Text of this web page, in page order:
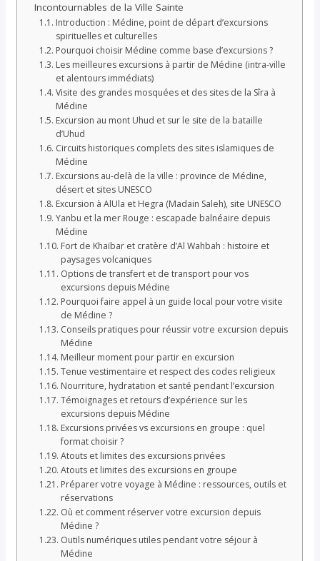
Incontournables de la Ville Sainte
Introduction : Médine, point de départ d’excursions
spirituelles et culturelles
Pourquoi choisir Médine comme base d’excursions ?
Les meilleures excursions à partir de Médine (intra-ville
et alentours immédiats)
Visite des grandes mosquées et des sites de la Sîra à
Médine
Excursion au mont Uhud et sur le site de la bataille
d’Uhud
Circuits historiques complets des sites islamiques de
Médine
Excursions au-delà de la ville : province de Médine,
désert et sites UNESCO
Excursion à AlUla et Hegra (Madain Saleh), site UNESCO
Yanbu et la mer Rouge : escapade balnéaire depuis
Médine
Fort de Khaïbar et cratère d’Al Wahbah : histoire et
paysages volcaniques
Options de transfert et de transport pour vos
excursions depuis Médine
Pourquoi faire appel à un guide local pour votre visite
de Médine ?
Conseils pratiques pour réussir votre excursion depuis
Médine
Meilleur moment pour partir en excursion
Tenue vestimentaire et respect des codes religieux
Nourriture, hydratation et santé pendant l’excursion
Témoignages et retours d’expérience sur les
excursions depuis Médine
Excursions privées vs excursions en groupe : quel
format choisir ?
Atouts et limites des excursions privées
Atouts et limites des excursions en groupe
Préparer votre voyage à Médine : ressources, outils et
réservations
Où et comment réserver votre excursion depuis
Médine ?
Outils numériques utiles pendant votre séjour à
Médine